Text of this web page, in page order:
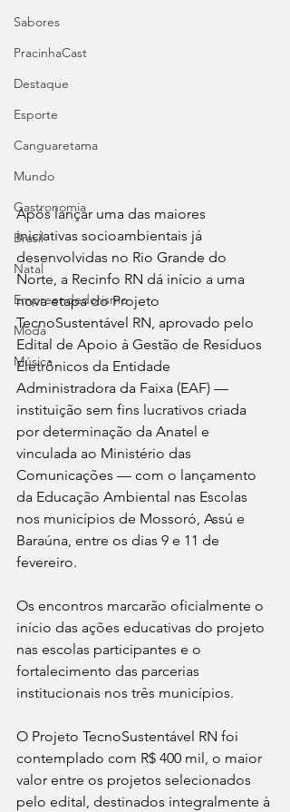
Sabores
PracinhaCast
Destaque
Esporte
Canguaretama
Mundo
Gastronomia
Brasil
Natal
Empreendedorismo
Moda
Música
Após lançar uma das maiores
iniciativas socioambientais já
desenvolvidas no Rio Grande do
Norte, a Recinfo RN dá início a uma
nova etapa do Projeto
TecnoSustentável RN, aprovado pelo
Edital de Apoio à Gestão de Resíduos
Eletrônicos da Entidade
Administradora da Faixa (EAF) —
instituição sem fins lucrativos criada
por determinação da Anatel e
vinculada ao Ministério das
Comunicações — com o lançamento
da Educação Ambiental nas Escolas
nos municípios de Mossoró, Assú e
Baraúna, entre os dias 9 e 11 de
fevereiro.
Os encontros marcarão oficialmente o
início das ações educativas do projeto
nas escolas participantes e o
fortalecimento das parcerias
institucionais nos três municípios.
O Projeto TecnoSustentável RN foi
contemplado com R$ 400 mil, o maior
valor entre os projetos selecionados
pelo edital, destinados integralmente à